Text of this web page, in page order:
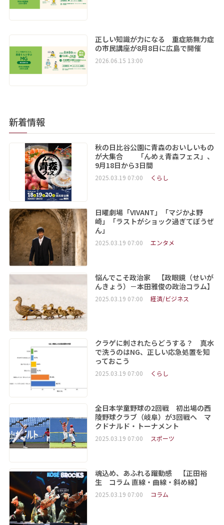
正しい知識が力になる 重症筋無力症
の市民講座が8月8日に広島で開催
2026.06.15 13:00
新着情報
秋の日比谷公園に青森のおいしいもの
が大集合 「んめぇ青森フェス」、
9月18日から3日間
2025.03.19 07:00 くらし
日曜劇場「VIVANT」「マジかよ野
崎」「ラストがショック過ぎてぼうぜ
ん」
2025.03.19 07:00 エンタメ
悩んでこそ政治家 【政眼鏡（せいが
んきょう）－本田雅俊の政治コラム】
2025.03.19 07:00 経済/ビジネス
クラゲに刺されたらどうする？ 真水
で洗うのはNG、正しい応急処置を知
っておこう
2025.03.19 07:00 くらし
全日本学童野球の2回戦 初出場の西
陵野球クラブ（岐阜）が3回戦へ マ
クドナルド・トーナメント
2025.03.19 07:00 スポーツ
魂込め、あふれる躍動感 【正田裕
生 コラム 直線・曲線・斜め線】
2025.03.19 07:00 コラム